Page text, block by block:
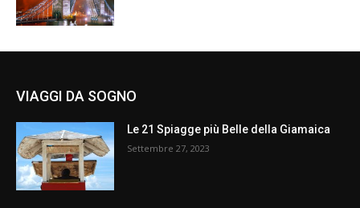
VIAGGI DA SOGNO
Le 21 Spiagge più Belle della Giamaica
Settembre 27, 2023